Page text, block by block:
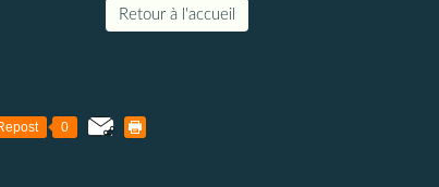
Retour à l'accueil
0